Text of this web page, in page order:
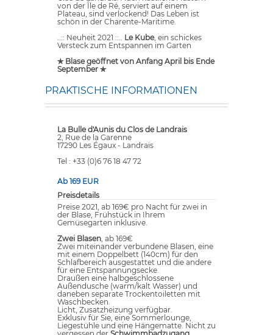
von der Île de Ré, serviert auf einem
Plateau, sind verlockend! Das Leben ist
schön in der Charente-Maritime.
..:: Neuheit 2021 ::.. Le Kube, ein schickes
Versteck zum Entspannen im Garten
✯ Blase geöffnet von Anfang April bis Ende
September ✯
PRAKTISCHE INFORMATIONEN
La Bulle d'Aunis du Clos de Landrais
2, Rue de la Garenne
17290 Les Égaux - Landrais
Tel : +33 (0)6 76 18 47 72
Ab 169 EUR
Preisdetails
Preise 2021, ab 169€ pro Nacht für zwei in
der Blase, Frühstück in Ihrem
Gemüsegarten inklusive.
Zwei Blasen, ab 169€
Zwei miteinander verbundene Blasen, eine
mit einem Doppelbett (140cm) für den
Schlafbereich ausgestattet und die andere
für eine Entspannungsecke.
Draußen eine halbgeschlossene
Außendusche (warm/kalt Wasser) und
daneben separate Trockentoiletten mit
Waschbecken.
Licht, Zusatzheizung verfügbar.
Exklusiv für Sie, eine Sommerlounge,
Liegestühle und eine Hängematte. Nicht zu